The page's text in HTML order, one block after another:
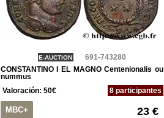
E-AUCTION
691-743280
CONSTANTINO I EL MAGNO Centenionalis ou
nummus
Valoración:50€ 8 participantes
MBC+ 23 €